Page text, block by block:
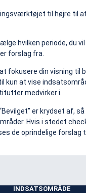
til højre til
hvilken periode, du vil
forslag fra.
fokusere din visning til
kun at vise
medvirker i.
er krydset af,
Hvis i stedet
de oprindelige forslag
INDSATSOMRÅDE